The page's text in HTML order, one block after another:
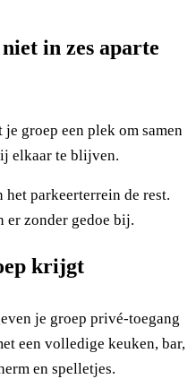
in zes aparte
groep een plek om samen
elkaar te blijven.
parkeerterrein de rest.
er zonder gedoe bij.
krijgt
je groep privé-toegang
een volledige keuken, bar,
en spelletjes.